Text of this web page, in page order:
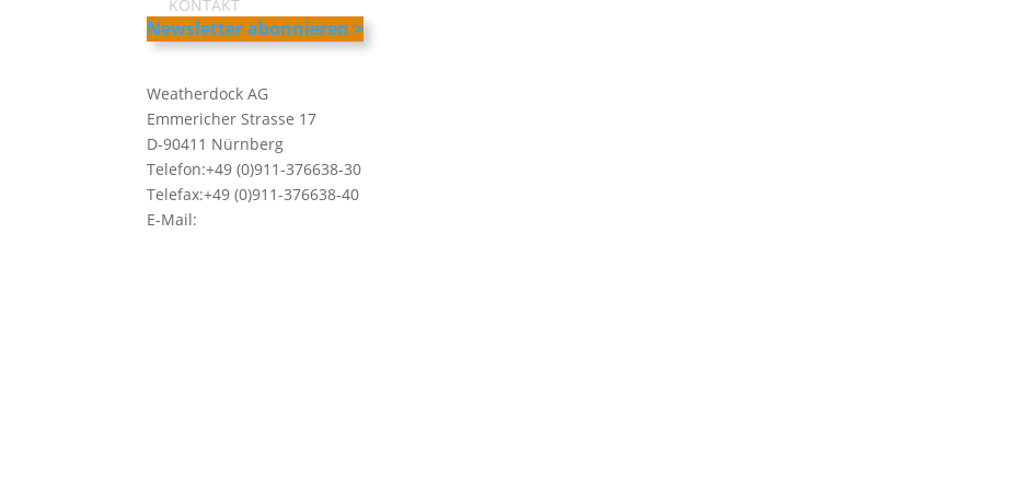
KONTAKT
Newsletter abonnieren >
Weatherdock AG
Emmericher Strasse 17
D-90411 Nürnberg
Telefon:+49 (0)911-376638-30
Telefax:+49 (0)911-376638-40
E-Mail: